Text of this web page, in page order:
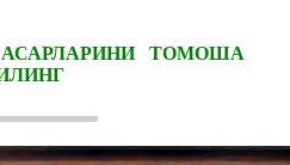
АСАРЛАРИНИ ТОМОША